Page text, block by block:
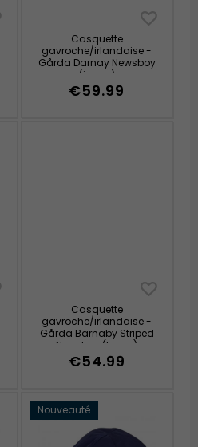
Casquette
gavroche/irlandaise -
Gårda Darnay Newsboy
(jaune)
€59.99
Casquette
gavroche/irlandaise -
Gårda Barnaby Striped
Newsboy (beige)
€54.99
Nouveauté